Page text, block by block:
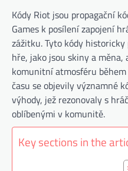
Kódy Riot jsou propagační
Games k posílení zapojení
zážitku. Tyto kódy
hře, jako jsou skiny a měna,
komunitní atmosféru
času se objevily významné
výhody, jež rezonovaly s
oblíbenými v komunitě.
Key sections in the